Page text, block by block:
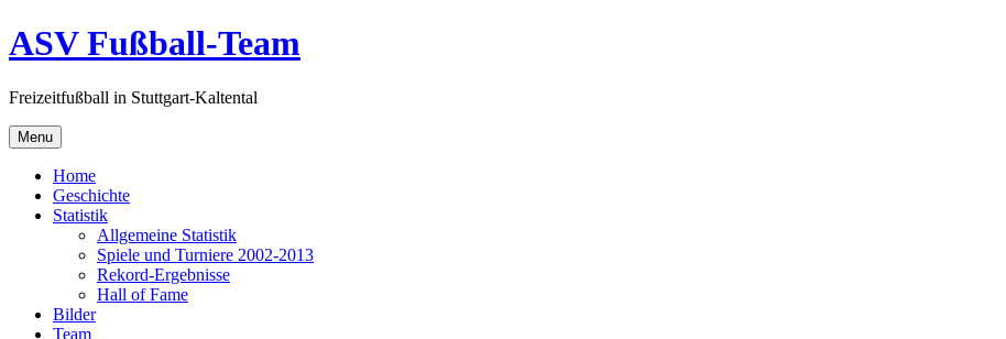
Skip
to
ASV Fußball-Team
Freizeitfußball in Stuttgart-Kaltental
Menu
Home
Geschichte
Statistik
Allgemeine Statistik
Spiele und Turniere 2002-2013
Rekord-Ergebnisse
Hall of Fame
Bilder
Team